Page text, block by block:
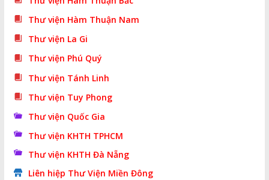
Thư viện Hàm Thuận Nam
Thư viện La Gi
Thư viện Phú Quý
Thư viện Tánh Linh
Thư viện Tuy Phong
Thư viện Quốc Gia
Thư viện KHTH TPHCM
Thư viện KHTH Đà Nẵng
Liên hiệp Thư Viện Miền Đông